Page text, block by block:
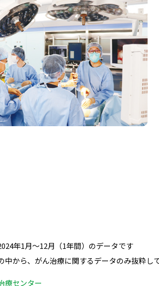
年1月～12月（1年間）のデータです
から、がん治療に関するデータのみ抜粋し
療センター